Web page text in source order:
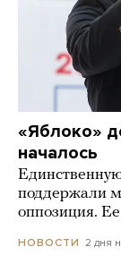
«Яблоко»
началось
поддержали
оппозиция.
НОВОСТИ 2 дня